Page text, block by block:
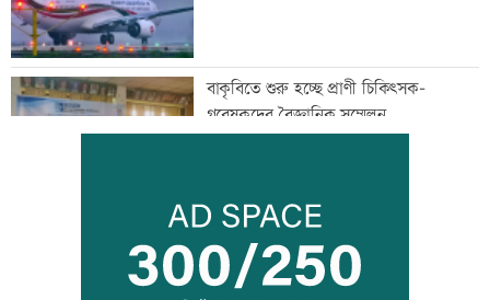
বাকৃবিতে শুরু হচ্ছে প্রাণী চিকিৎসক-
গবেষকদের বৈজ্ঞানিক সম্মেলন
বন্দরে বিস্ফোরণে একই পরিবারের ৩ জন দগ্ধ